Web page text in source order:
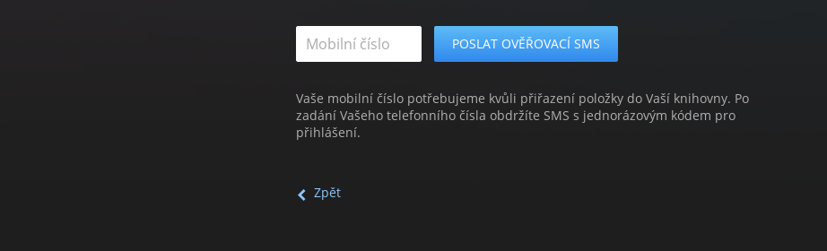
Vaše mobilní číslo potřebujeme kvůli přiřazení položky do Vaší knihovny. Po
zadání Vašeho telefonního čísla obdržíte SMS s jednorázovým kódem pro
přihlášení.
Zpět